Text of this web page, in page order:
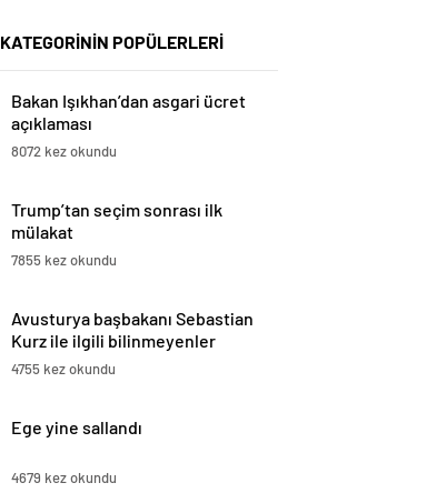
KATEGORİNİN POPÜLERLERİ
Bakan Işıkhan’dan asgari ücret
açıklaması
8072 kez okundu
Trump’tan seçim sonrası ilk
mülakat
7855 kez okundu
Avusturya başbakanı Sebastian
Kurz ile ilgili bilinmeyenler
4755 kez okundu
Ege yine sallandı
4679 kez okundu